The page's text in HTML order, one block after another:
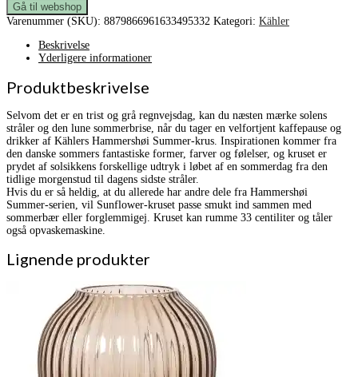
Gå til webshop
Varenummer (SKU): 8879866961633495332 Kategori: Kähler
Beskrivelse
Yderligere informationer
Produktbeskrivelse
Selvom det er en trist og grå regnvejsdag, kan du næsten mærke solens
stråler og den lune sommerbrise, når du tager en velfortjent kaffepause og
drikker af Kählers Hammershøi Summer-krus. Inspirationen kommer fra
den danske sommers fantastiske former, farver og følelser, og kruset er
prydet af solsikkens forskellige udtryk i løbet af en sommerdag fra den
tidlige morgenstud til dagens sidste stråler.
Hvis du er så heldig, at du allerede har andre dele fra Hammershøi
Summer-serien, vil Sunflower-kruset passe smukt ind sammen med
sommerbær eller forglemmigej. Kruset kan rumme 33 centiliter og tåler
også opvaskemaskine.
Lignende produkter